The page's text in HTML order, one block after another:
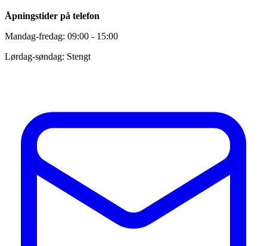
Åpningstider på telefon
Mandag-fredag: 09:00 - 15:00
Lørdag-søndag: Stengt